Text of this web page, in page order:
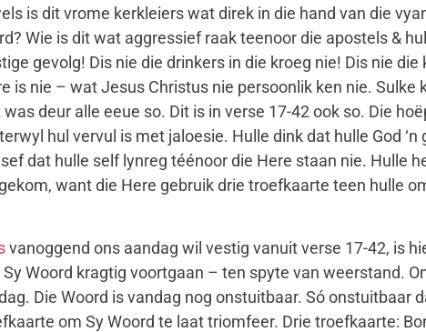
is dit vrome kerkleiers wat direk in die hand van die
Wie is dit wat aggressief raak teenoor die apostels &
gevolg! Dis nie die drinkers in die kroeg nie! Dis nie
is nie – wat Jesus Christus nie persoonlik ken nie.
deur alle eeue so. Dit is in verse 17-42 ook so. Die
hul vervul is met jaloesie. Hulle dink dat hulle God
dat hulle self lynreg téénoor die Here staan nie. Hulle
want die Here gebruik drie troefkaarte teen hulle
vanoggend ons aandag wil vestig vanuit verse 17-42, is
Woord kragtig voortgaan – ten spyte van weerstand.
Die Woord is vandag nog onstuitbaar. Só
om Sy Woord te laat triomfeer. Drie troefkaarte: